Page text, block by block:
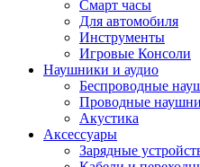
Смарт часы
Для автомобиля
Инструменты
Игровые Консоли
Наушники и аудио
Беспроводные
Проводные
Акустика
Аксессуары
Зарядные